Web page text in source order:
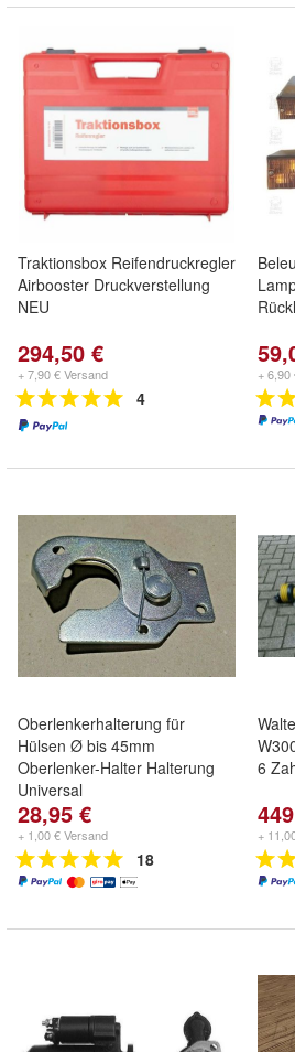
Traktionsbox Reifendruckregler
Airbooster Druckverstellung
NEU
294,50 €
+ 7,90 € Versand
4
+ 6,90
Oberlenkerhalterung für
Hülsen Ø bis 45mm
Oberlenker-Halter Halterung
Universal
28,95 €
+ 1,00 € Versand
18
6
+